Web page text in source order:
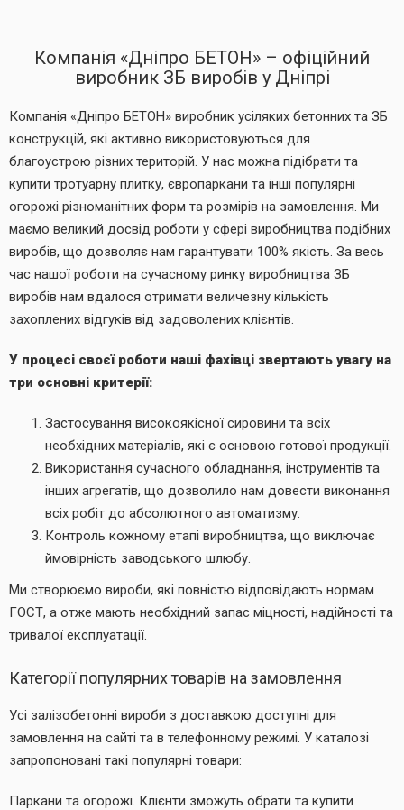
Компанія «Дніпро БЕТОН» – офіційний
виробник ЗБ виробів у Дніпрі
Компанія «Дніпро БЕТОН» виробник усіляких бетонних та ЗБ
конструкцій, які активно використовуються для
благоустрою різних територій. У нас можна підібрати та
купити тротуарну плитку, європаркани та інші популярні
огорожі різноманітних форм та розмірів на замовлення. Ми
маємо великий досвід роботи у сфері виробництва подібних
виробів, що дозволяє нам гарантувати 100% якість. За весь
час нашої роботи на сучасному ринку виробництва ЗБ
виробів нам вдалося отримати величезну кількість
захоплених відгуків від задоволених клієнтів.
У процесі своєї роботи наші фахівці звертають увагу на
три основні критерії:
Застосування високоякісної сировини та всіх
необхідних матеріалів, які є основою готової продукції.
Використання сучасного обладнання, інструментів та
інших агрегатів, що дозволило нам довести виконання
всіх робіт до абсолютного автоматизму.
Контроль кожному етапі виробництва, що виключає
ймовірність заводського шлюбу.
Ми створюємо вироби, які повністю відповідають нормам
ГОСТ, а отже мають необхідний запас міцності, надійності та
тривалої експлуатації.
Категорії популярних товарів на замовлення
Усі залізобетонні вироби з доставкою доступні для
замовлення на сайті та в телефонному режимі. У каталозі
запропоновані такі популярні товари:
Паркани та огорожі. Клієнти зможуть обрати та купити